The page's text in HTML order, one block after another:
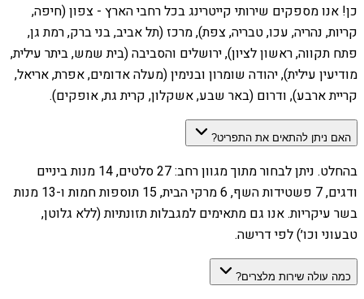
כן! אנו מספקים שירותי קייטרינג בכל רחבי הארץ - צפון (חיפה,
קריות, נהריה, עכו, טבריה, צפת), מרכז (תל אביב, בני ברק, רמת גן,
פתח תקווה, ראשון לציון), ירושלים והסביבה (בית שמש, ביתר עילית,
מודיעין עילית), יהודה שומרון ובנימין (מעלה אדומים, אפרת, אריאל,
קריית ארבע), ודרום (באר שבע, אשקלון, קרית גת, אופקים).
האם ניתן להתאים את התפריט?
בהחלט. ניתן לבחור מתוך מגוון רחב: 27 סלטים, 14 מנות ביניים
ודגים, 7 פשטידות השף, 6 מרקי הבית, 15 תוספות חמות ו-13 מנות
בשר עיקריות. אנו גם מתאימים למגבלות תזונתיות (ללא גלוטן,
טבעוני וכו׳) לפי דרישה.
כמה עולה שירות מלצרים?